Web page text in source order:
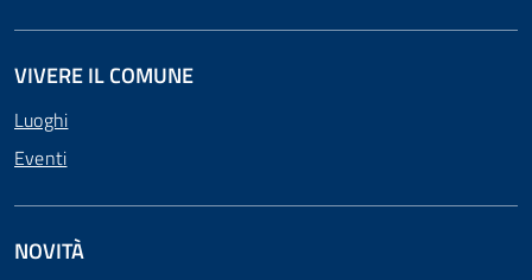
VIVERE IL COMUNE
Luoghi
Eventi
NOVITÀ